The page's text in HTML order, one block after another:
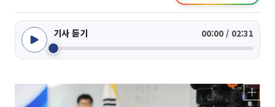
기사 듣기 00:00 / 02:31